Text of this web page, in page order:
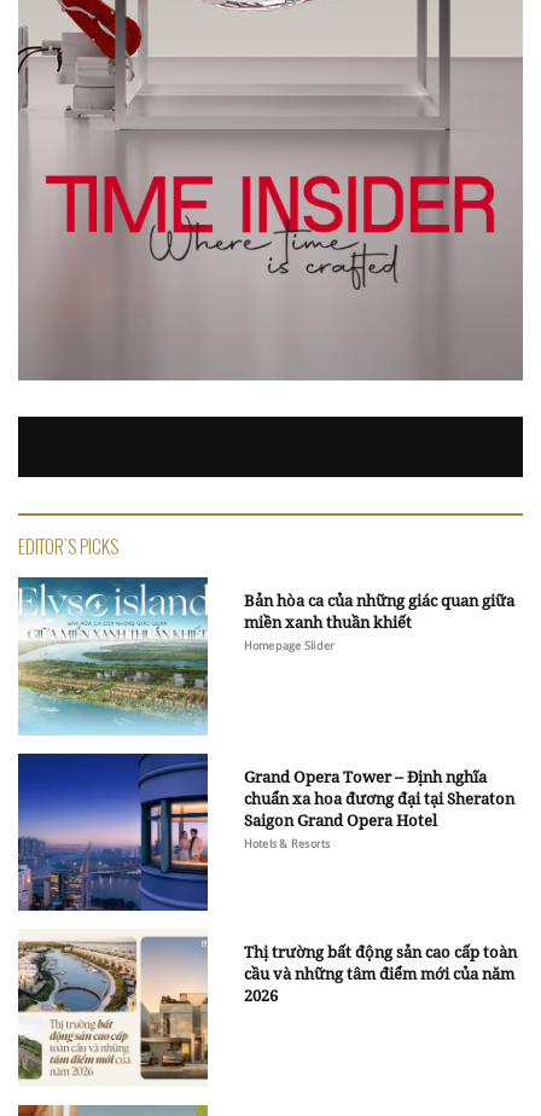
EDITOR'S PICKS
Bản hòa ca của những giác quan giữa
miền xanh thuần khiết
Homepage Slider
Grand Opera Tower – Định nghĩa
chuẩn xa hoa đương đại tại Sheraton
Saigon Grand Opera Hotel
Hotels & Resorts
Thị trường bất động sản cao cấp toàn
cầu và những tâm điểm mới của năm
2026